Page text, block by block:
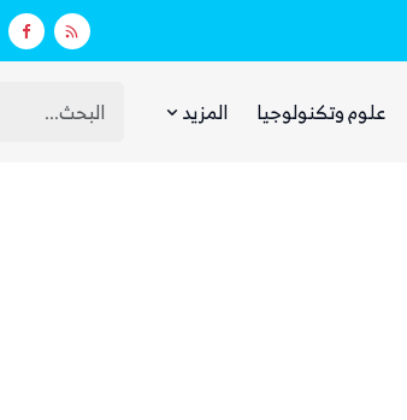
حوثية تتقاسم عقارات فارهة بأموال الفقراء
علوم وتكنولوجيا المزيد